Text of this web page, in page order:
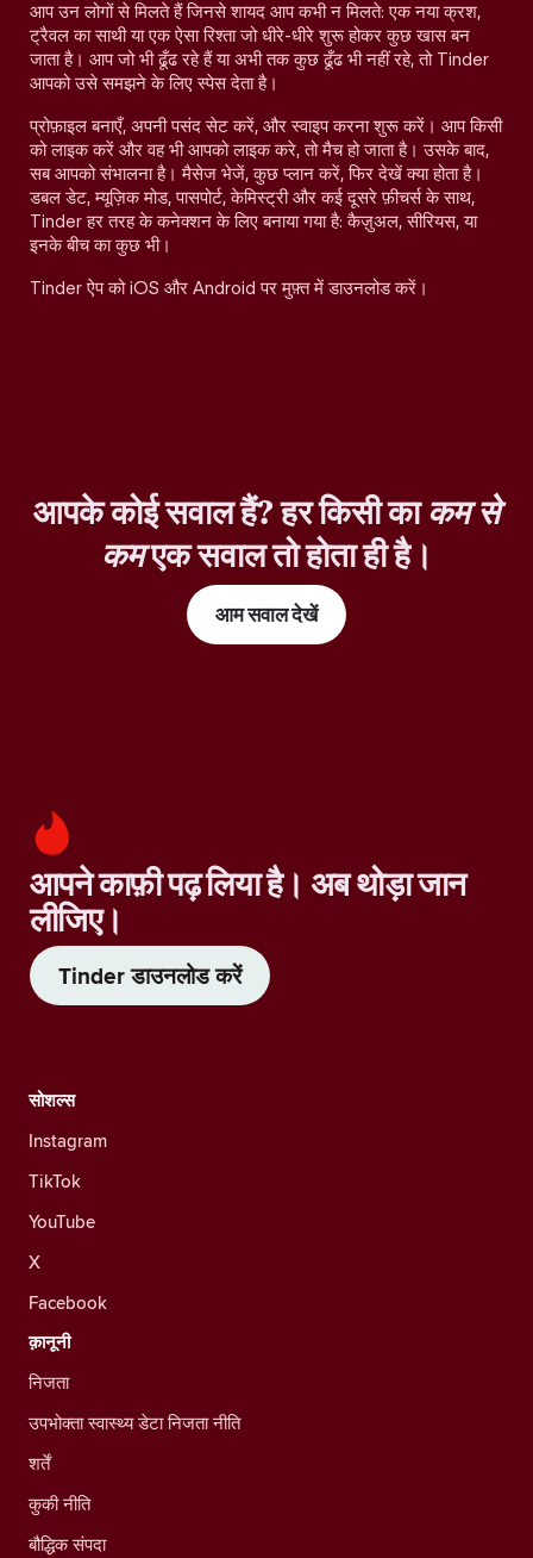
आप उन लोगों से मिलते हैं जिनसे शायद आप कभी न मिलते: एक नया क्रश,
ट्रैवल का साथी या एक ऐसा रिश्ता जो धीरे-धीरे शुरू होकर कुछ खास बन
जाता है। आप जो भी ढूँढ रहे हैं या अभी तक कुछ ढूँढ भी नहीं रहे, तो Tinder
आपको उसे समझने के लिए स्पेस देता है।
प्रोफ़ाइल बनाएँ, अपनी पसंद सेट करें, और स्वाइप करना शुरू करें। आप किसी
को लाइक करें और वह भी आपको लाइक करे, तो मैच हो जाता है। उसके बाद,
सब आपको संभालना है। मैसेज भेजें, कुछ प्लान करें, फिर देखें क्या होता है।
डबल डेट, म्यूज़िक मोड, पासपोर्ट, केमिस्ट्री और कई दूसरे फ़ीचर्स के साथ,
Tinder हर तरह के कनेक्शन के लिए बनाया गया है: कैज़ुअल, सीरियस, या
इनके बीच का कुछ भी।
Tinder ऐप को iOS और Android पर मुफ़्त में डाउनलोड करें।
आपके कोई सवाल हैं? हर किसी काकम से
कमएक सवाल तो होता ही है।
आम सवाल देखें
आपने काफ़ी पढ़ लिया है। अब थोड़ा जान
लीजिए।
Tinder डाउनलोड करें
सोशल्स
Instagram
TikTok
YouTube
X
Facebook
क़ानूनी
निजता
उपभोक्ता स्वास्थ्य डेटा निजता नीति
शर्तें
कुकी नीति
बौद्धिक संपदा